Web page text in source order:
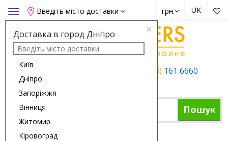
Toggle
navigation
Введіть місто доставки
×
Доставка в город Дніпро
Київ
Дніпро
Запоріжжя
Вінниця
Житомир
Кіровоград
UK
грн.
+38 (063) 161 6660
Пошук